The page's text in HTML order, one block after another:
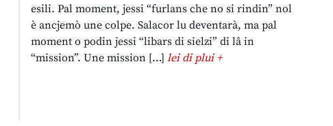
esili. Pal moment, jessi “furlans che no si rindin” nol
è ancjemò une colpe. Salacor lu deventarà, ma pal
moment o podin jessi “libars di sielzi” di lâ in
“mission”. Une mission […]lei di plui +